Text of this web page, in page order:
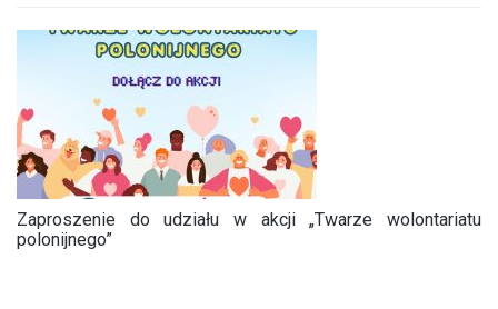
Zaproszenie do udziału w akcji „Twarze wolontariatu
polonijnego”